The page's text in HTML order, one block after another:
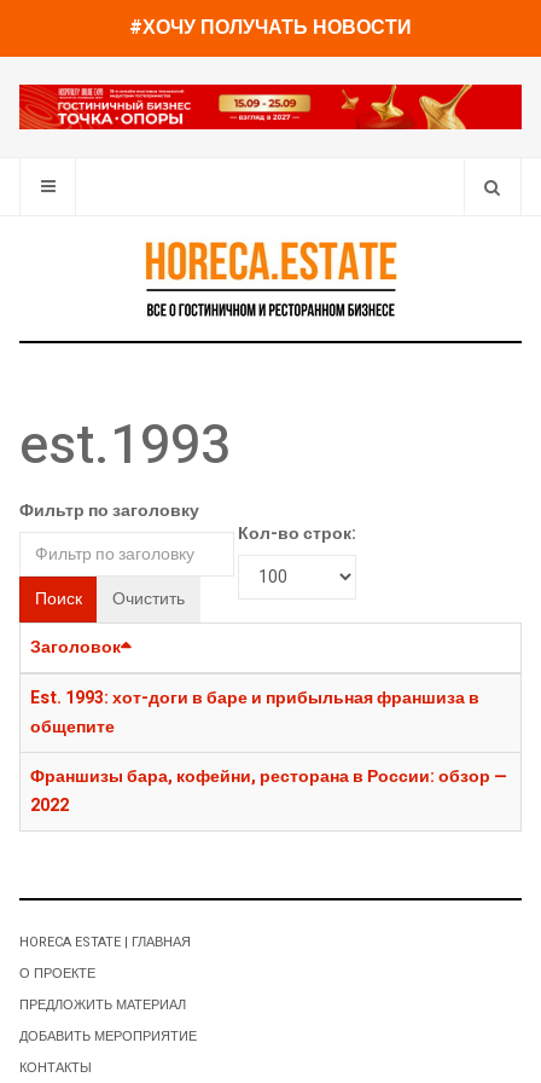
#ХОЧУ ПОЛУЧАТЬ НОВОСТИ
est.1993
Фильтр по заголовку
Поиск Очистить
Кол-во строк:
Заголовок
Est. 1993: хот-доги в баре и прибыльная франшиза в
общепите
Франшизы бара, кофейни, ресторана в России: обзор —
2022
HORECA ESTATE | ГЛАВНАЯ
О ПРОЕКТЕ
ПРЕДЛОЖИТЬ МАТЕРИАЛ
ДОБАВИТЬ МЕРОПРИЯТИЕ
КОНТАКТЫ